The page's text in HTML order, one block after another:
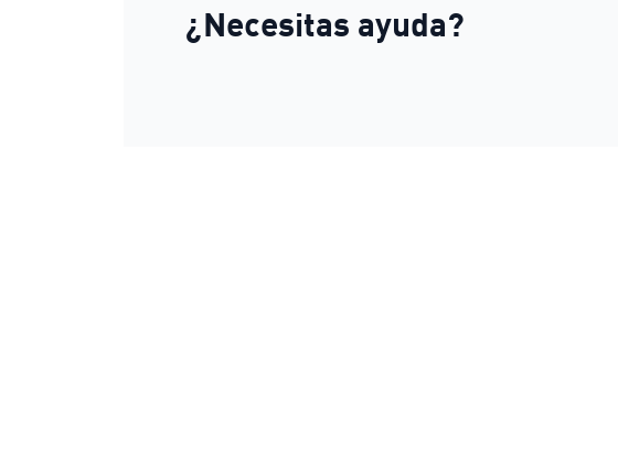
¿Necesitas ayuda?